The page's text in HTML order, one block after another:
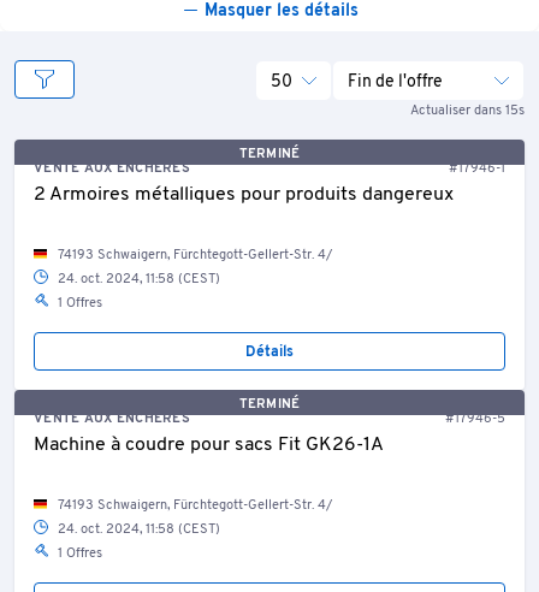
Masquer les détails
Actualiser dans 15s
50 Fin de l'offre
TERMINÉ
VENTE AUX ENCHÈRES
#17946-1
2 Armoires métalliques pour produits dangereux
74193 Schwaigern, Fürchtegott-Gellert-Str. 4/
24. oct. 2024, 11:58 (CEST)
1 Offres
Détails
TERMINÉ
VENTE AUX ENCHÈRES
#17946-5
Machine à coudre pour sacs Fit GK26-1A
74193 Schwaigern, Fürchtegott-Gellert-Str. 4/
24. oct. 2024, 11:58 (CEST)
1 Offres